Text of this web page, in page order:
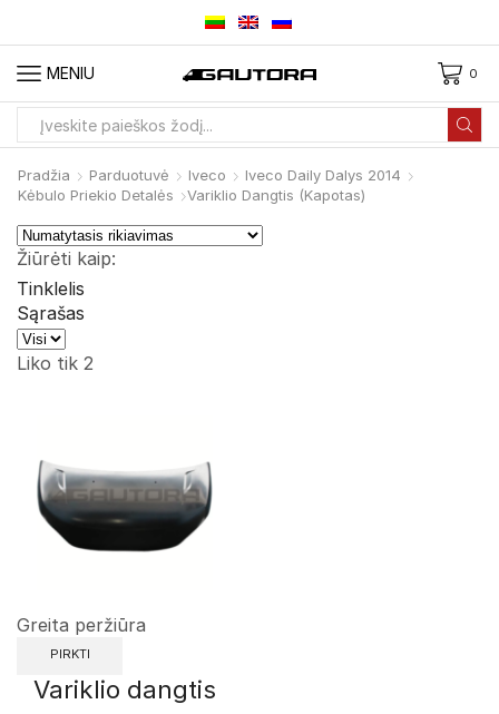
MENIU 0
Pradžia Parduotuvė Iveco
Iveco Daily Dalys 2014
Kėbulo Priekio Detalės
Variklio Dangtis (kapotas)
Žiūrėti kaip:
Tinklelis
Sąrašas
Produktai
viename
Liko tik 2
Greita peržiūra
PIRKTI
Variklio dangtis